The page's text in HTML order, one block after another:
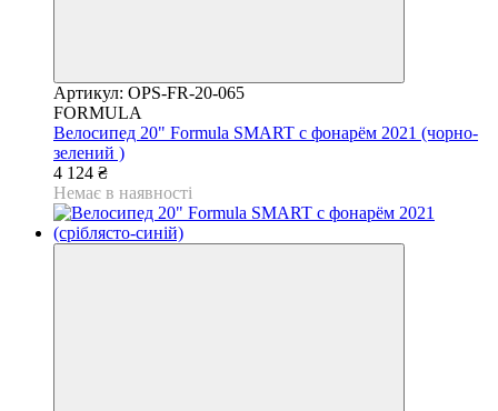
Артикул: OPS-FR-20-065
FORMULA
Велосипед 20" Formula SMART с фонарём 2021 (чорно-
зелений )
4 124 ₴
Немає в наявності